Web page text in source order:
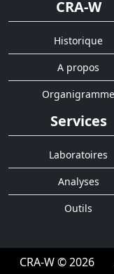
CRA-W
Historique
A propos
Organigramme
Services
Laboratoires
Analyses
Outils
CRA-W © 2026